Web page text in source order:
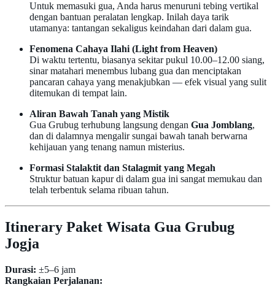
Untuk memasuki gua, Anda harus menuruni tebing vertikal
dengan bantuan peralatan lengkap. Inilah daya tarik
utamanya: tantangan sekaligus keindahan dari dalam gua.
Fenomena Cahaya Ilahi (Light from Heaven)
Di waktu tertentu, biasanya sekitar pukul 10.00–12.00 siang,
sinar matahari menembus lubang gua dan menciptakan
pancaran cahaya yang menakjubkan — efek visual yang sulit
ditemukan di tempat lain.
Aliran Bawah Tanah yang Mistik
Gua Grubug terhubung langsung dengan Gua Jomblang,
dan di dalamnya mengalir sungai bawah tanah berwarna
kehijauan yang tenang namun misterius.
Formasi Stalaktit dan Stalagmit yang Megah
Struktur batuan kapur di dalam gua ini sangat memukau dan
telah terbentuk selama ribuan tahun.
Itinerary Paket Wisata Gua Grubug
Jogja
Durasi: ±5–6 jam
Rangkaian Perjalanan: